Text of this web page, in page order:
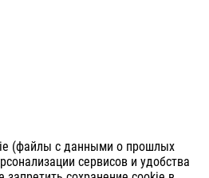
(файлы с данными о прошлых
сервисов и удобства